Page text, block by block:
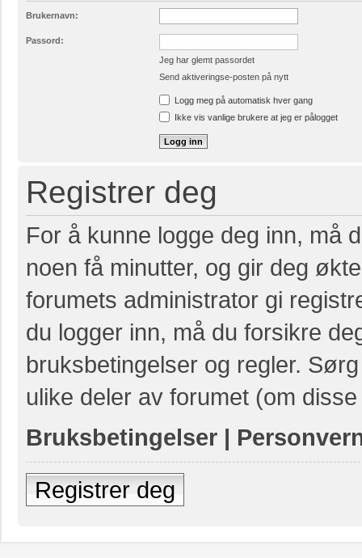
Brukernavn:
Passord:
Jeg har glemt passordet
Send aktiveringse-posten på nytt
Logg meg på automatisk hver gang
Ikke vis vanlige brukere at jeg er pålogget
Registrer deg
For å kunne logge deg inn, må
noen få minutter, og gir deg
forumets administrator gi
du logger inn, må du forsikre
bruksbetingelser og regler.
ulike deler av forumet (om
Bruksbetingelser |
Registrer deg